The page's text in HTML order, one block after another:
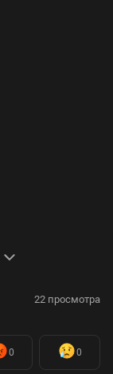
22 просмотра
0 0